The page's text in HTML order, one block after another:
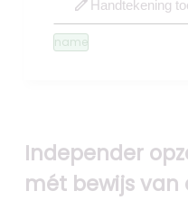
edit Handtekening
name
Independer
mét bewijs